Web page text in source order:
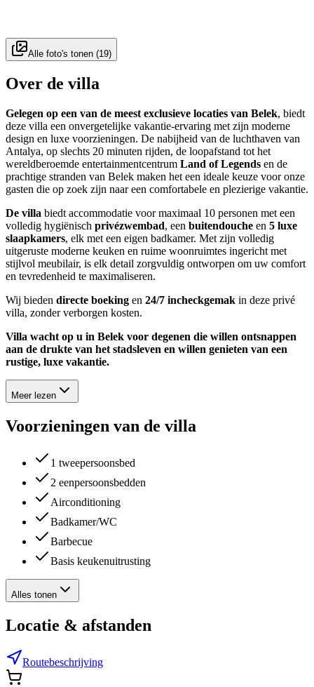
Alle foto's tonen (19)
Over de villa
Gelegen op een van de meest exclusieve locaties van Belek, biedt
deze villa een onvergetelijke vakantie-ervaring met zijn moderne
design en luxe voorzieningen. De nabijheid van de luchthaven van
Antalya, op slechts 20 minuten rijden, de loopafstand tot het
wereldberoemde entertainmentcentrum Land of Legends en de
prachtige stranden van Belek maken het een ideale keuze voor onze
gasten die op zoek zijn naar een comfortabele en plezierige vakantie.
De villa biedt accommodatie voor maximaal 10 personen met een
volledig hygiënisch privézwembad, een buitendouche en 5 luxe
slaapkamers, elk met een eigen badkamer. Met zijn volledig
uitgeruste moderne keuken en ruime woonruimtes ingericht met
stijlvol meubilair, is elk detail zorgvuldig ontworpen om uw comfort
en tevredenheid te maximaliseren.
Wij bieden directe boeking en 24/7 incheckgemak in deze privé
villa, zonder verborgen kosten.
Villa wacht op u in Belek voor degenen die willen ontsnappen
aan de drukte van het stadsleven en willen genieten van een
rustige, luxe vakantie.
Meer lezen
Voorzieningen van de villa
1 tweepersoonsbed
2 eenpersoonsbedden
Airconditioning
Badkamer/WC
Barbecue
Basis keukenuitrusting
Alles tonen
Locatie & afstanden
Routebeschrijving